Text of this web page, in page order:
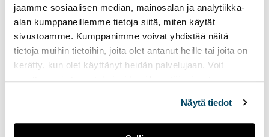
jaamme sosiaalisen median, mainosalan ja analytiikka-
alan kumppaneillemme tietoja siitä, miten käytät
sivustoamme. Kumppanimme voivat yhdistää näitä
tietoja muihin tietoihin, joita olet antanut heille tai joita on
kerätty, kun olet käyttänyt heidän palvelujaan. Voit
muuttaa evästeasetuksiesi hyväksyntää sivuston
Näytä tiedot
olivat vuonna 2019 mukana
aloittamassa OTE-hanketta. Lopulta
toteutin myös opinnäytetyöni hankkeen
innoittamana. Tutkimme
korkeakouluopiskelijoiden